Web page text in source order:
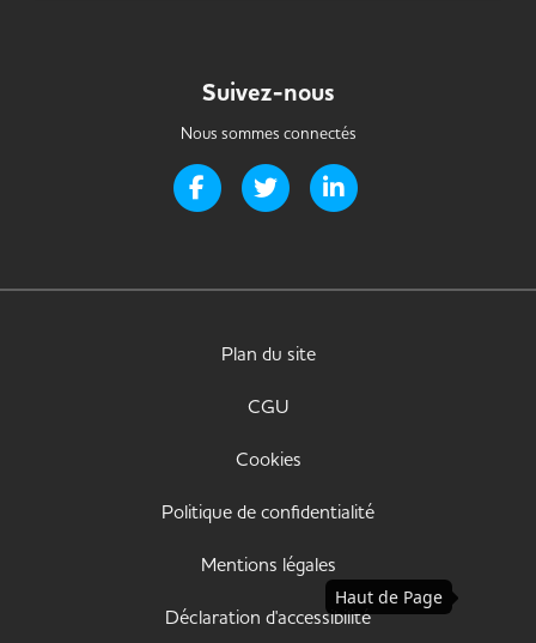
Suivez-nous
Nous sommes connectés
Page Facebook de Handi-it
Page Twitter de Handi-it
Plan du site
CGU
Cookies
Politique de confidentialité
Mentions légales
Déclaration d'accessibilité
Haut de Page